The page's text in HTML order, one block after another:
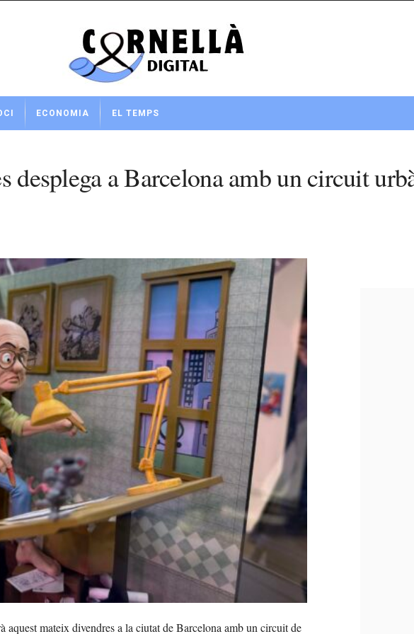
ECONOMIA EL TEMPS
desplega a Barcelona amb un circuit
mateix divendres a la ciutat de Barcelona amb un circuit de